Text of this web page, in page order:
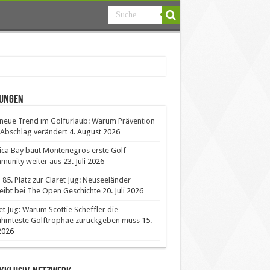
Trend im Golfurlaub: Warum Prävention
verändert 4. August 2026
Bay baut Montenegros erste Golf-
weiter aus 23. Juli 2026
85. Platz zur Claret Jug: Neuseeländer
bei The Open Geschichte 20. Juli 2026
Jug: Warum Scottie Scheffler die
Golftrophäe zurückgeben muss 15.